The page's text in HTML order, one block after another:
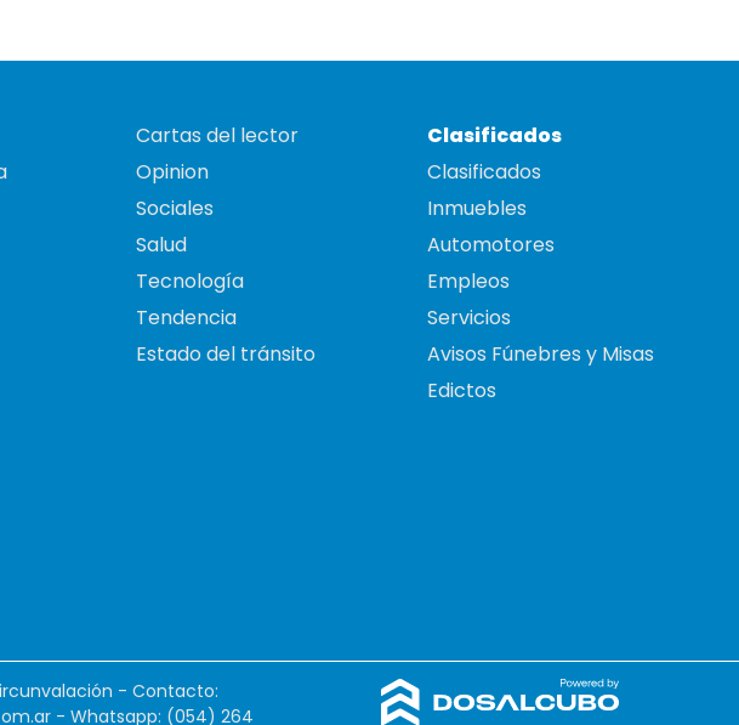
Cartas del lector
Opinion
Sociales
Salud
Tecnología
Tendencia
Estado del tránsito
Clasificados
Clasificados
Inmuebles
Automotores
Empleos
Servicios
Avisos Fúnebres y Misas
Edictos
- Contacto:
- Whatsapp: (054) 264